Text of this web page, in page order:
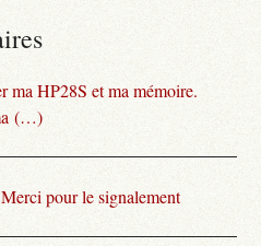
ma HP28S et ma mémoire.
(…)
Merci pour le signalement